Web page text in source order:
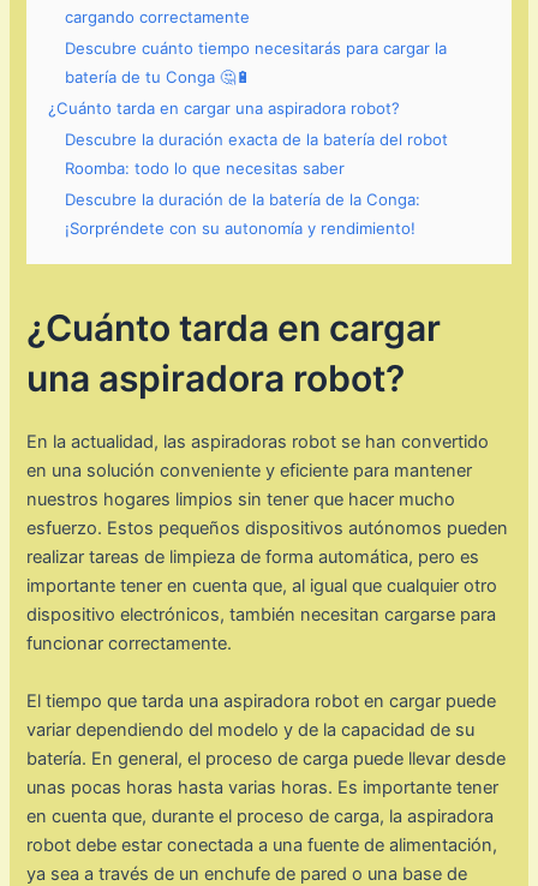
cargando correctamente
Descubre cuánto tiempo necesitarás para cargar la
batería de tu Conga 🤔🔋
¿Cuánto tarda en cargar una aspiradora robot?
Descubre la duración exacta de la batería del robot
Roomba: todo lo que necesitas saber
Descubre la duración de la batería de la Conga:
¡Sorpréndete con su autonomía y rendimiento!
¿Cuánto tarda en cargar
una aspiradora robot?
En la actualidad, las aspiradoras robot se han convertido
en una solución conveniente y eficiente para mantener
nuestros hogares limpios sin tener que hacer mucho
esfuerzo. Estos pequeños dispositivos autónomos pueden
realizar tareas de limpieza de forma automática, pero es
importante tener en cuenta que, al igual que cualquier otro
dispositivo electrónicos, también necesitan cargarse para
funcionar correctamente.
El tiempo que tarda una aspiradora robot en cargar puede
variar dependiendo del modelo y de la capacidad de su
batería. En general, el proceso de carga puede llevar desde
unas pocas horas hasta varias horas. Es importante tener
en cuenta que, durante el proceso de carga, la aspiradora
robot debe estar conectada a una fuente de alimentación,
ya sea a través de un enchufe de pared o una base de